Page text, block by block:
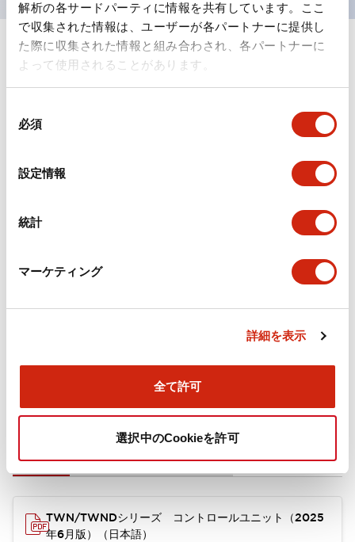
解析の各サードパーティに情報を共有しています。ここ
で収集された情報は、ユーザーが各パートナーに提供し
た際に収集された情報と組み合わされ、各パートナーに
よって使用されることがあります。
必須
設定情報
統計
マーケティング
詳細を表示
全て許可
選択中のCookieを許可
仕様
電気的仕様(照光部定格)
環境仕様
機能仕様
ドキュメントとファイル
TWN/TWNDシリーズ コントロールユニット（2025
年6月版）（日本語）